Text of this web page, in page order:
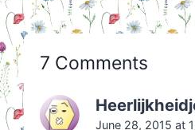
7 Comments
June 28, 2015 at